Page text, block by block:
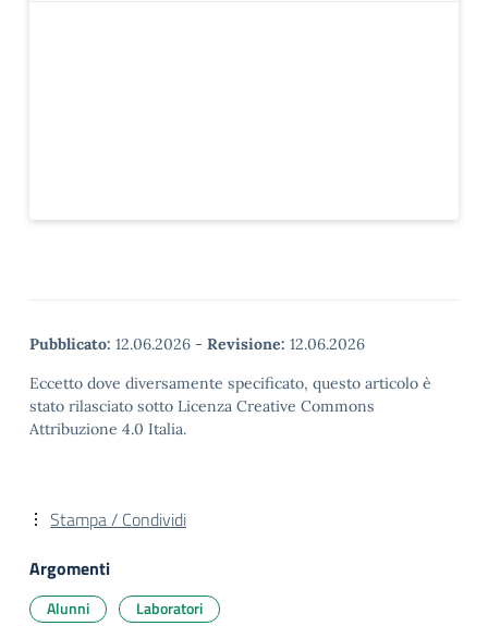
Pubblicato: 12.06.2026 - Revisione: 12.06.2026
Eccetto dove diversamente specificato, questo articolo è
stato rilasciato sotto Licenza Creative Commons
Attribuzione 4.0 Italia.
Stampa / Condividi
Argomenti
Alunni Laboratori